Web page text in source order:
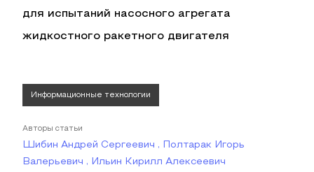
для испытаний насосного агрегата
жидкостного ракетного двигателя
Информационные технологии
Авторы статьи
Шибин Андрей Сергеевич , Полтарак Игорь
Валерьевич , Ильин Кирилл Алексеевич